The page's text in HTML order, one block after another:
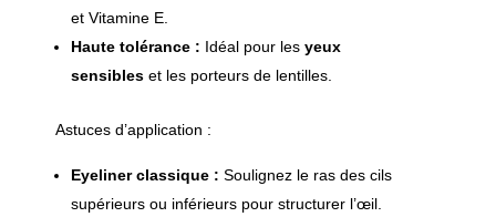
et Vitamine E.
Haute tolérance : Idéal pour les yeux
sensibleset les porteurs de lentilles.
Astuces d’application :
Eyeliner classique : Soulignez le ras des cils
supérieurs ou inférieurs pour structurer l’œil.